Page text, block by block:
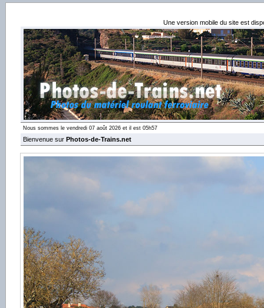
Une version mobile du site est
Nous sommes le vendredi 07 août 2026 et il est 05h57
Bienvenue sur Photos-de-Trains.net